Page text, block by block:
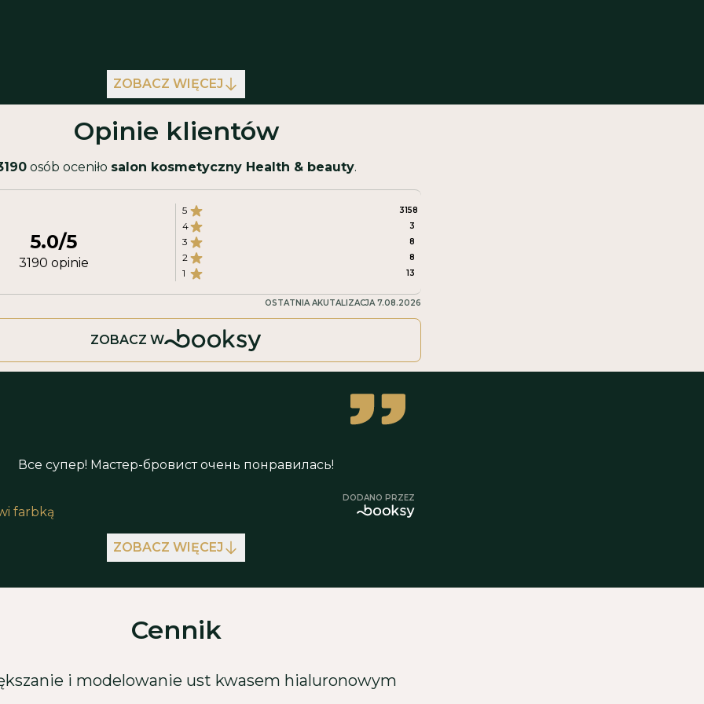
Przyjmowanie leków obniżających krzepliwość krwi
ilości starego
obszaru
ZOBACZ WIĘCEJ
Opinie klientów
osób oceniło salon kosmetyczny Health & beauty.
5.0/5
3190 opinie
5 3158
4 3
3 8
2 8
1 13
OSTATNIA AKUTALIZACJA7.08.2026
ZOBACZ W
Все супер! Мастер-бровист очень понравилась!
farbką
DODANO PRZEZ
ZOBACZ WIĘCEJ
Cennik
i modelowanie ust kwasem hialuronowym